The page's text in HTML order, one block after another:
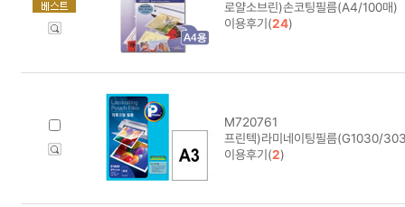
로얄소브린)손코팅필름(A4/100매)
이용후기(24)
M720761
프린텍)라미네이팅필름(G1030/
이용후기(2)